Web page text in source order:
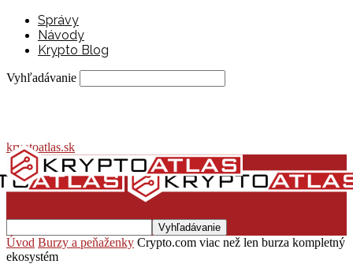
Správy
Návody
Krypto Blog
Vyhľadávanie
kryptoatlas.sk
Úvod Burzy a peňaženky Crypto.com viac než len burza kompletný
ekosystém